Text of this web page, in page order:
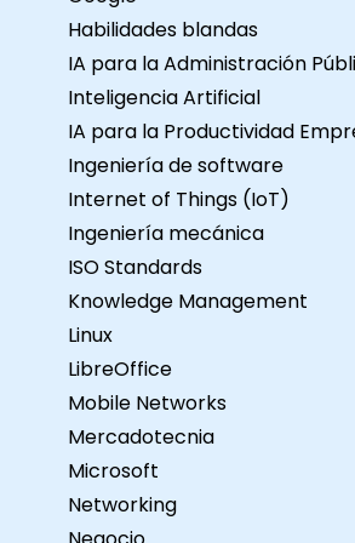
Habilidades blandas
IA para la Administración
Inteligencia Artificial
IA para la Productividad
Ingeniería de software
Internet of Things (IoT)
Ingeniería mecánica
ISO Standards
Knowledge Management
Linux
LibreOffice
Mobile Networks
Mercadotecnia
Microsoft
Networking